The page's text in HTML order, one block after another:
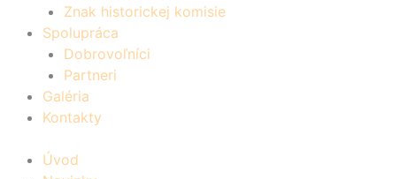
Znak historickej komisie
Spolupráca
Dobrovoľníci
Partneri
Galéria
Kontakty
Úvod